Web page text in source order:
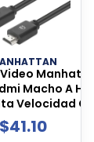
Macho A
Velocidad
1 Metro
Negro,
$41.10